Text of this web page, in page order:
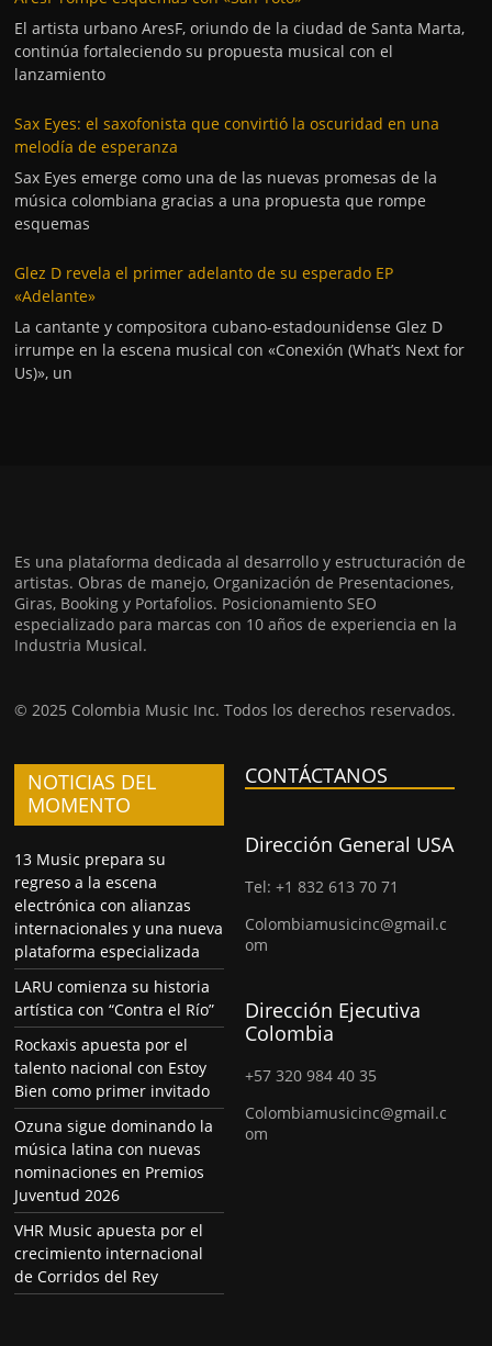
El artista urbano AresF, oriundo de la ciudad de Santa Marta,
continúa fortaleciendo su propuesta musical con el
lanzamiento
Sax Eyes: el saxofonista que convirtió la oscuridad en una
melodía de esperanza
Sax Eyes emerge como una de las nuevas promesas de la
música colombiana gracias a una propuesta que rompe
esquemas
Glez D revela el primer adelanto de su esperado EP
«Adelante»
La cantante y compositora cubano-estadounidense Glez D
irrumpe en la escena musical con «Conexión (What’s Next for
Us)», un
Es una plataforma dedicada al desarrollo y estructuración de
artistas. Obras de manejo, Organización de Presentaciones,
Giras, Booking y Portafolios. Posicionamiento SEO
especializado para marcas con 10 años de experiencia en la
Industria Musical.
© 2025 Colombia Music Inc. Todos los derechos reservados.
NOTICIAS DEL
MOMENTO
13 Music prepara su
regreso a la escena
electrónica con alianzas
internacionales y una nueva
plataforma especializada
LARU comienza su historia
artística con “Contra el Río”
Rockaxis apuesta por el
talento nacional con Estoy
Bien como primer invitado
Ozuna sigue dominando la
música latina con nuevas
nominaciones en Premios
Juventud 2026
VHR Music apuesta por el
crecimiento internacional
de Corridos del Rey
CONTÁCTANOS
Dirección General USA
Tel: +1 832 613 70 71
Colombiamusicinc@gmail.c
om
Dirección Ejecutiva
Colombia
+57 320 984 40 35
Colombiamusicinc@gmail.c
om